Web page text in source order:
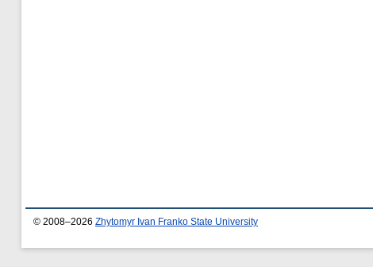
© 2008–2026 Zhytomyr Ivan Franko State University